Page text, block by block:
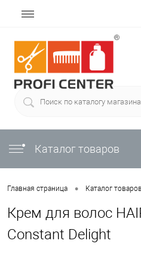
Каталог товаров
Главная страница • Каталог товаров
Крем для волос
Constant Delight